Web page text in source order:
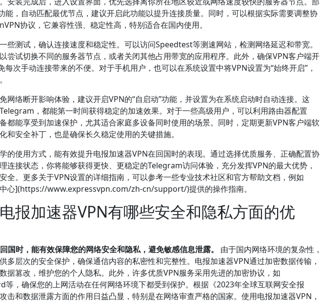
能，自动匹配最优节点，建议开启此功能以提升连接质量。同时，可以根据实际需要调整协
协议，它兼容性强、稳定性高，特别适合在国内使用。
些测试，确认连接速度和稳定性。可以访问Speedtest等测速网站，检测网络延迟和带宽。
尝试切换不同的服务器节点，或者关闭其他占用带宽的应用程序。此外，确保VPN客户端开
每次手动连接带来的不便。对于手机用户，也可以在系统设置中将VPN设置为“始终开启”，
网络断开影响体验，建议开启VPN的“自启动”功能，并设置为在系统启动时自动连接。这
，都能第一时间获得稳定的加速效果。对于一些高级用户，可以利用路由器配置
都能享受到加速保护，尤其适合家庭多设备同时使用的场景。同时，定期更新VPN客户端软
和安全补丁，也是确保长久稳定使用的关键措施。
的使用方式，能有效提升电报加速器VPN在回国时的表现。通过选择优质服务、正确配置协
连接状态，你将能够获得更快、更稳定的Telegram访问体验，充分发挥VPN的最大优势，
全。更多关于VPN设置的详细指南，可以参考一些专业技术社区和官方帮助文档，例如
心](https://www.expressvpn.com/zh-cn/support/)提供的操作指南。
报加速器VPN有哪些安全和隐私方面的优
国时，能有效保障您的网络安全和隐私，避免敏感信息泄露。
由于国内网络环境的复杂性，
多层次的安全保护，确保通信内容的私密性和完整性。电报加速器VPN通过加密数据传输，
据篡改，维护您的个人隐私。此外，许多优质VPN服务采用先进的加密协议，如
，确保您的上网活动在任何网络环境下都受到保护。根据《2023年全球互联网安全报
击和数据泄露方面的作用日益凸显，特别是在网络审查严格的国家。使用电报加速器VPN，